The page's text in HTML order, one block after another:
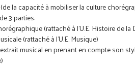
la capacité à mobiliser la culture
3 parties:
(rattaché à l'U.E. Histoire de la
(rattaché à l'U.E. Musique)
musical en prenant en compte son